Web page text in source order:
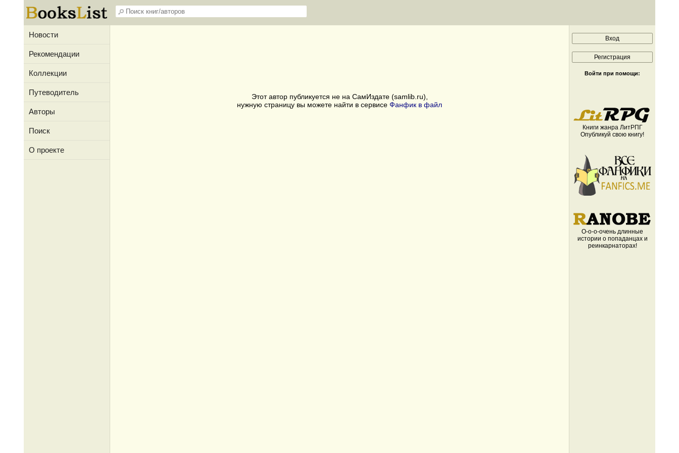
Новости
Рекомендации
Коллекции
Путеводитель
Авторы
Поиск
О проекте
Этот автор публикуется не на СамИздате (samlib.ru),
нужную страницу вы можете найти в сервисе Фанфик в файл
Войти при помощи:
Книги жанра ЛитРПГ
Опубликуй свою книгу!
О-о-о-очень длинные
истории о попаданцах и
реинкарнаторах!